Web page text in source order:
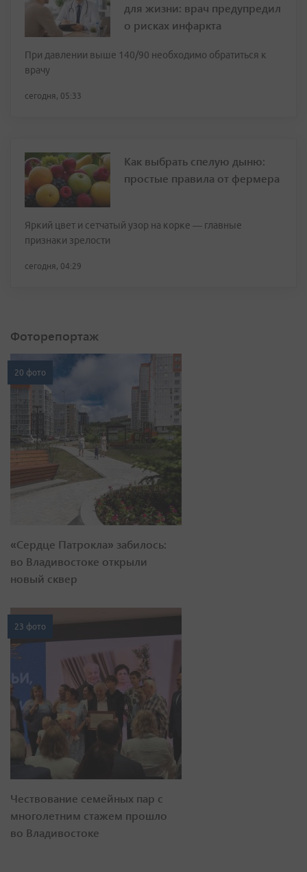
для жизни: врач предупредил
о рисках инфаркта
При давлении выше 140/90 необходимо обратиться к
врачу
сегодня, 05:33
Как выбрать спелую дыню:
простые правила от фермера
Яркий цвет и сетчатый узор на корке — главные
признаки зрелости
сегодня, 04:29
Фоторепортаж
20 фото
«Сердце Патрокла» забилось:
во Владивостоке открыли
новый сквер
23 фото
Чествование семейных пар с
многолетним стажем прошло
во Владивостоке